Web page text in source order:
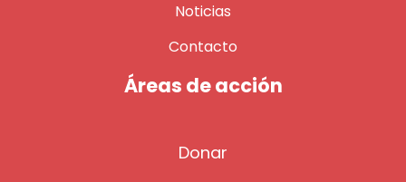
Noticias
Contacto
Áreas de acción
Donar